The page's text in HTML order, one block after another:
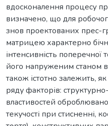
вдосконалення процесу
визначено, що для
знов проектованих прес-
матрицею характерно
інтенсивність поперечної
його напруженим станом
також істотно залежить,
ряду факторів:
властивостей
текучості при стисненні,